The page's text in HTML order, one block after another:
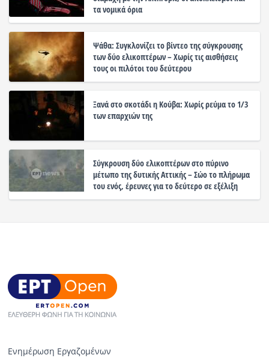
τα νομικά όρια
Ψάθα: Συγκλονίζει το βίντεο της σύγκρουσης
των δύο ελικοπτέρων – Χωρίς τις αισθήσεις
τους οι πιλότοι του δεύτερου
Ξανά στο σκοτάδι η Κούβα: Χωρίς ρεύμα το 1/3
των επαρχιών της
Σύγκρουση δύο ελικοπτέρων στο πύρινο
μέτωπο της δυτικής Αττικής – Σώο το πλήρωμα
του ενός, έρευνες για το δεύτερο σε εξέλιξη
Ενημέρωση Εργαζομένων